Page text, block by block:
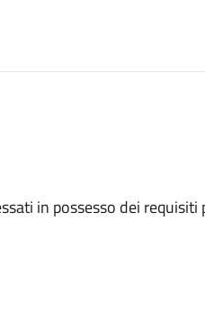
in possesso dei requisiti